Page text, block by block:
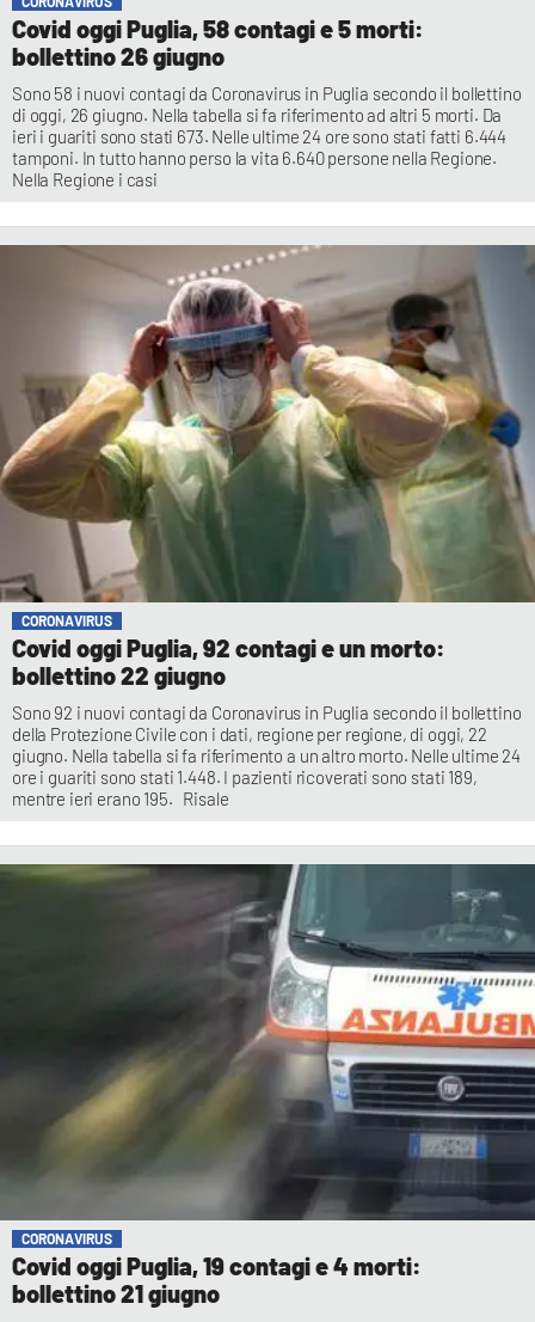
Covid oggi Puglia, 58 contagi e 5 morti:
bollettino 26 giugno
Sono 58 i nuovi contagi da Coronavirus in Puglia secondo il bollettino
di oggi, 26 giugno. Nella tabella si fa riferimento ad altri 5 morti. Da
ieri i guariti sono stati 673. Nelle ultime 24 ore sono stati fatti 6.444
tamponi. In tutto hanno perso la vita 6.640 persone nella Regione.
Nella Regione i casi
CORONAVIRUS
Covid oggi Puglia, 92 contagi e un morto:
bollettino 22 giugno
Sono 92 i nuovi contagi da Coronavirus in Puglia secondo il bollettino
della Protezione Civile con i dati, regione per regione, di oggi, 22
giugno. Nella tabella si fa riferimento a un altro morto. Nelle ultime 24
ore i guariti sono stati 1.448. I pazienti ricoverati sono stati 189,
mentre ieri erano 195. Risale
CORONAVIRUS
Covid oggi Puglia, 19 contagi e 4 morti:
bollettino 21 giugno